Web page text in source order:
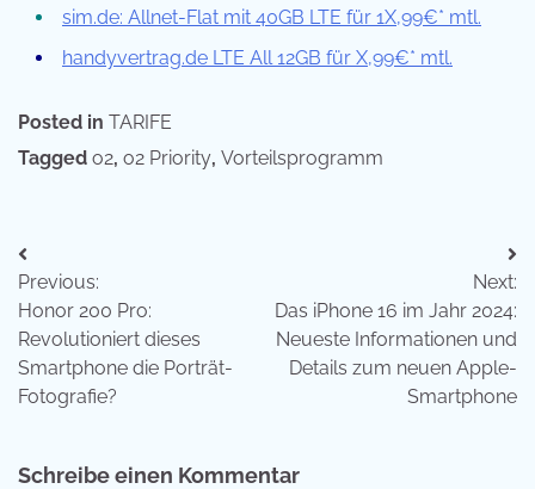
sim.de: Allnet-Flat mit 40GB LTE für 1X,99€* mtl.
handyvertrag.de LTE All 12GB für X,99€* mtl.
Posted in TARIFE
Tagged o2, o2 Priority, Vorteilsprogramm
Beitragsnavigation
Previous:
Honor 200 Pro:
Revolutioniert dieses
Smartphone die Porträt-
Fotografie?
Next:
Das iPhone 16 im Jahr 2024:
Neueste Informationen und
Details zum neuen Apple-
Smartphone
Schreibe einen Kommentar